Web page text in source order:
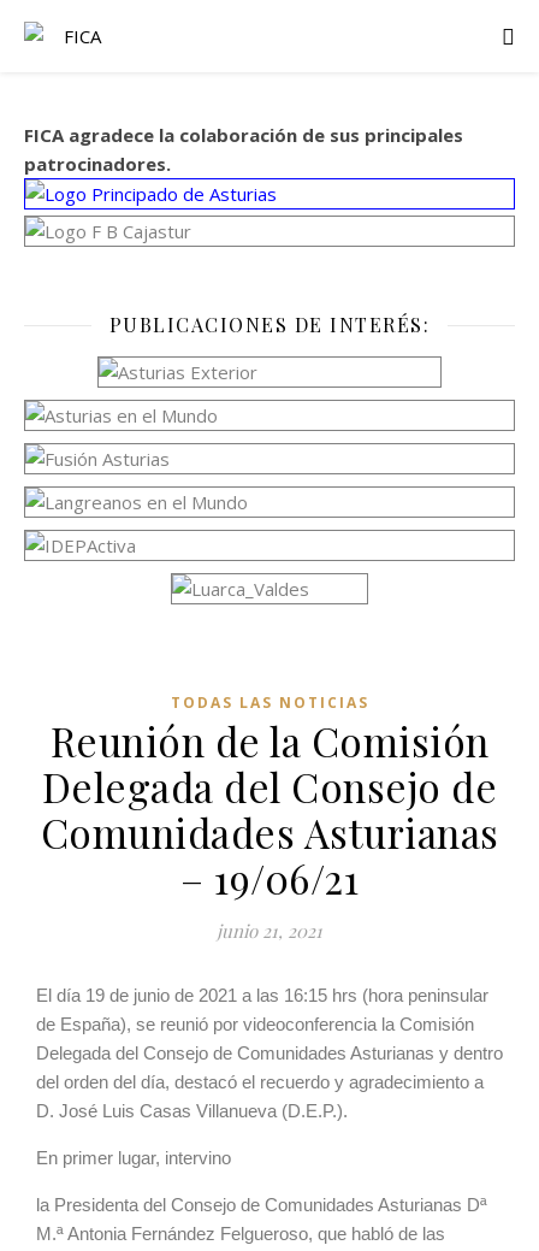
FICA agradece la colaboración de sus principales
patrocinadores.
PUBLICACIONES DE INTERÉS:
TODAS LAS NOTICIAS
Reunión de la Comisión
Delegada del Consejo de
Comunidades Asturianas
– 19/06/21
junio 21, 2021
El día 19 de junio de 2021 a las 16:15 hrs (hora peninsular
de España), se reunió por videoconferencia la Comisión
Delegada del Consejo de Comunidades Asturianas y dentro
del orden del día, destacó el recuerdo y agradecimiento a
D. José Luis Casas Villanueva (D.E.P.).
En primer lugar, intervino
la Presidenta del Consejo de Comunidades Asturianas Dª
M.ª Antonia Fernández Felgueroso, que habló de las